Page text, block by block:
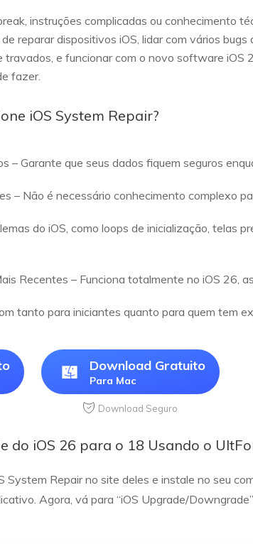
instruções complicadas ou conhecimento
reparar dispositivos iOS, lidar com vários
travados, e funcionar com o novo software iOS
fazer.
iOS System Repair?
– Garante que seus dados fiquem seguros
– Não é necessário conhecimento complexo
do iOS, como loops de inicialização, telas
Recentes – Funciona totalmente no iOS 26,
tanto para iniciantes quanto para quem tem
Download Gratuito
Para Mac
Download Seguro
do iOS 26 para o 18 Usando o
System Repair no site deles e instale no seu
Agora, vá para “iOS Upgrade/